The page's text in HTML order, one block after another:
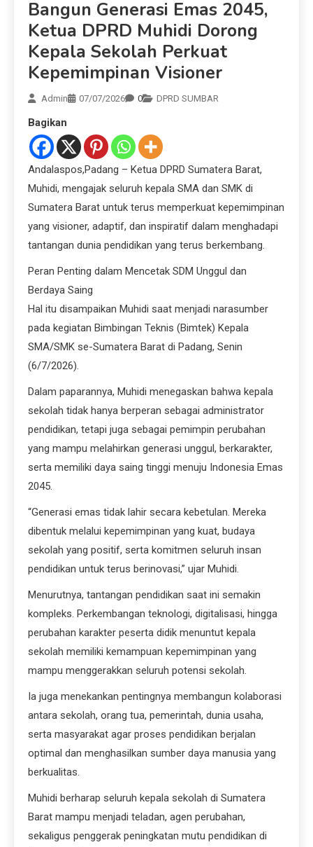
Bangun Generasi Emas 2045,
Ketua DPRD Muhidi Dorong
Kepala Sekolah Perkuat
Kepemimpinan Visioner
Admin 07/07/2026 0 DPRD SUMBAR
Bagikan
Andalaspos,Padang – Ketua DPRD Sumatera Barat,
Muhidi, mengajak seluruh kepala SMA dan SMK di
Sumatera Barat untuk terus memperkuat kepemimpinan
yang visioner, adaptif, dan inspiratif dalam menghadapi
tantangan dunia pendidikan yang terus berkembang.
Peran Penting dalam Mencetak SDM Unggul dan
Berdaya Saing
Hal itu disampaikan Muhidi saat menjadi narasumber
pada kegiatan Bimbingan Teknis (Bimtek) Kepala
SMA/SMK se-Sumatera Barat di Padang, Senin
(6/7/2026).
Dalam paparannya, Muhidi menegaskan bahwa kepala
sekolah tidak hanya berperan sebagai administrator
pendidikan, tetapi juga sebagai pemimpin perubahan
yang mampu melahirkan generasi unggul, berkarakter,
serta memiliki daya saing tinggi menuju Indonesia Emas
2045.
“Generasi emas tidak lahir secara kebetulan. Mereka
dibentuk melalui kepemimpinan yang kuat, budaya
sekolah yang positif, serta komitmen seluruh insan
pendidikan untuk terus berinovasi,” ujar Muhidi.
Menurutnya, tantangan pendidikan saat ini semakin
kompleks. Perkembangan teknologi, digitalisasi, hingga
perubahan karakter peserta didik menuntut kepala
sekolah memiliki kemampuan kepemimpinan yang
mampu menggerakkan seluruh potensi sekolah.
Ia juga menekankan pentingnya membangun kolaborasi
antara sekolah, orang tua, pemerintah, dunia usaha,
serta masyarakat agar proses pendidikan berjalan
optimal dan menghasilkan sumber daya manusia yang
berkualitas.
Muhidi berharap seluruh kepala sekolah di Sumatera
Barat mampu menjadi teladan, agen perubahan,
sekaligus penggerak peningkatan mutu pendidikan di